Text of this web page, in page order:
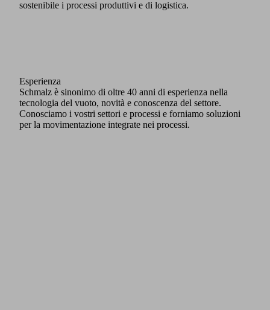
sostenibile i processi produttivi e di logistica.
Come unico partner, Schmalz copre l'intera gamma delle
moderne tecnologie di movimentazione. Questa comprende
dispositivi di sollevamento fissi e mobili, precisi dispositivi di
sollevamento intelligenti, sistemi di gru, esoscheletri e sistemi
di nastro trasportatore ergonomici e portatili. In qualità di